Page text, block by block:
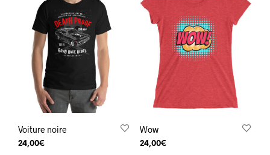
Voiture noire
24,00€
Wow
24,00€